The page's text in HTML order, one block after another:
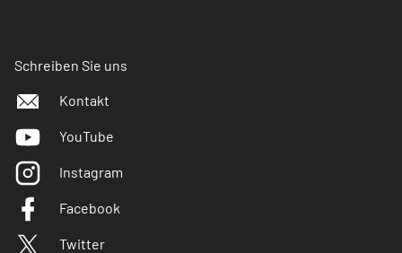
Schreiben Sie uns
Kontakt
YouTube
Instagram
Facebook
Twitter